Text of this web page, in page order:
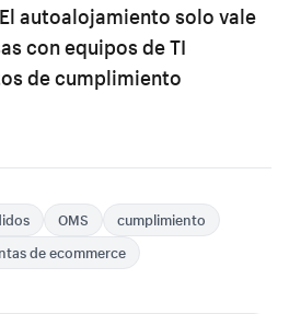
autoalojamiento solo vale
con equipos de TI
de cumplimiento
OMS
cumplimiento
de ecommerce